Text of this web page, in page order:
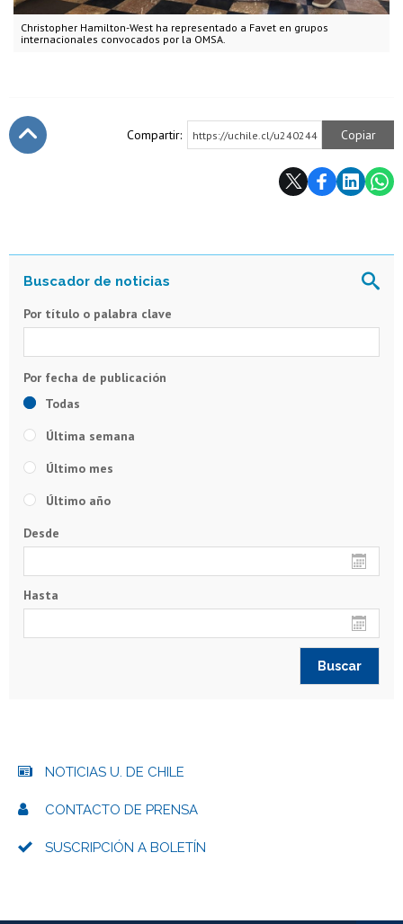
Christopher Hamilton-West ha representado a Favet en grupos
internacionales convocados por la OMSA.
Compartir: https://uchile.cl/u240244 Copiar
Por título o palabra clave
Todas
Última semana
Último mes
Último año
Desde
Hasta
NOTICIAS U. DE CHILE
CONTACTO DE PRENSA
SUSCRIPCIÓN A BOLETÍN